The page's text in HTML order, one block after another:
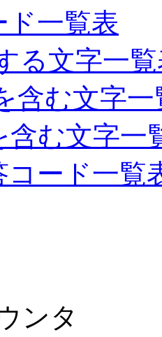
ド一覧表
る文字一
含む文字一
含む文字一
コード一覧
ンタ